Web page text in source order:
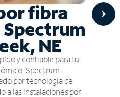
fibra
NE
y confiable para tu
Spectrum
por tecnología de
a las instalaciones por